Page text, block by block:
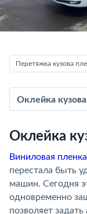
Перетяжка кузова
Оклейка
Оклейка
Виниловая пленка
перестала быть
машин. Сегодня
одновременно
позволяет